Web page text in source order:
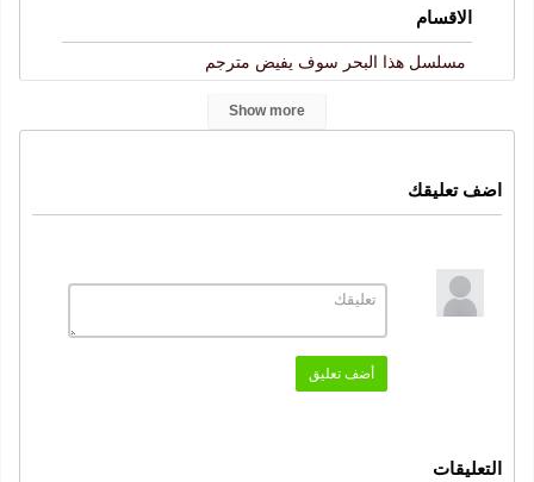
الاقسام
مسلسل هذا البحر سوف يفيض مترجم
مسلسل هذا البحر سوف يفيض
الحلقة 31
هذا البحر سوف يفيض حلقة 31
هذا البحر سوف يفيض حلقة 31 كاملة
, قصة عشق,
موقع قرمزي
الممثلون
Show more
اضف تعليقك
أضف تعليق
التعليقات